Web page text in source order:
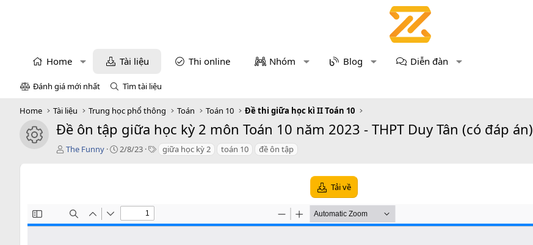
Home Tài liệu Thi online Nhóm Blog Diễn đàn
Đánh giá mới nhất Tìm tài liệu
Home Tài liệu Trung học phổ thông Toán Toán 10 Đề thi giữa học kì II Toán 10
icon tài liệu
Đề ôn tập giữa học kỳ 2 môn Toán 10 năm 2023 - THPT Duy Tân (có đáp án)
T
The Funny
C
n
2/8/23
T giữa học kỳ 2 toán 10 đề ôn tập
Tải về